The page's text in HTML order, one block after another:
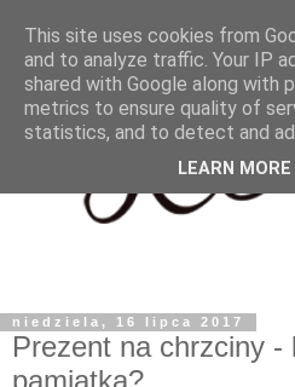
niedziela, 16 lipca 2017
Prezent na chrzciny -
pamiątka?
This site uses cookies from
and to analyze traffic. Your IP
shared with Google along with
metrics to ensure quality of
statistics, and to detect and
LEARN MORE